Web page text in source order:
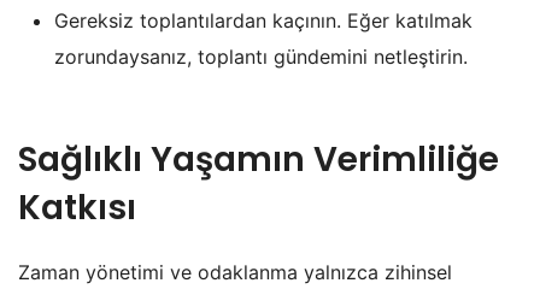
Gereksiz toplantılardan kaçının. Eğer katılmak
zorundaysanız, toplantı gündemini netleştirin.
Sağlıklı Yaşamın Verimliliğe
Katkısı
Zaman yönetimi ve odaklanma yalnızca zihinsel